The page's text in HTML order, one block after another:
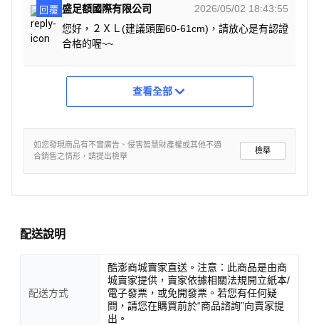
回覆 盛足額國際有限公司
2026/05/02 18:43:55
您好，２ＸＬ(建議頭圍60-61cm)，請放心是有認證
合格的喔~~
查看全部
如您發現商品有不實廣告、侵害智慧財產權或其他不適
合銷售之情形，請提出檢舉
檢舉
配送說明
配送方式
酷澎商城賣家直送。注意：此商品是由商
城賣家提供，賣家依據相關法規開立紙本/
電子發票，或免開發票。若您有任何疑
問，請您在購買前於“商品諮詢”向賣家提
出。